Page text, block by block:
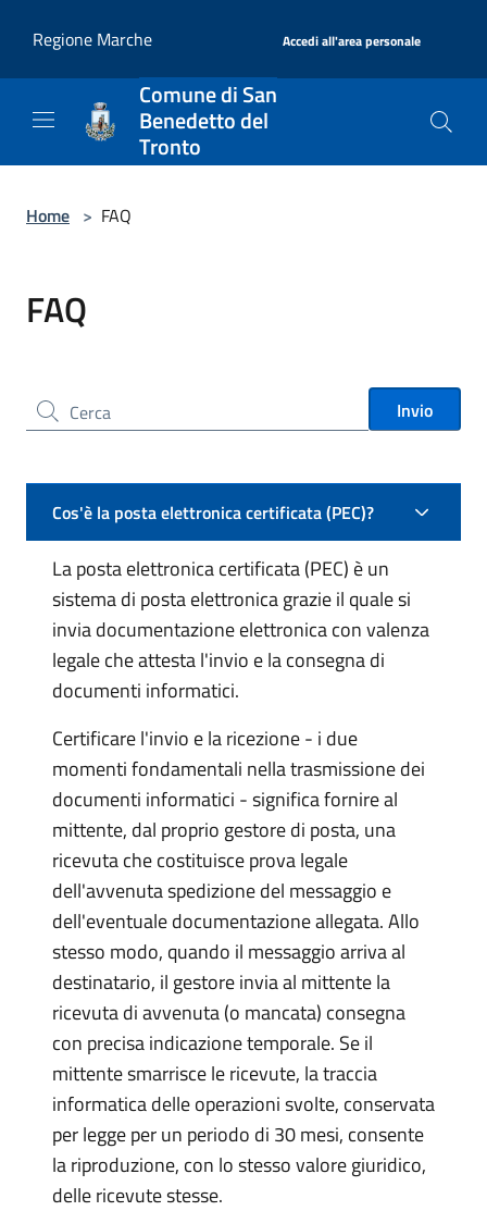
Regione Marche
Accedi all'area personale
Comune di San
Benedetto del
Tronto
Home > FAQ
FAQ
Cerca nel sito Invio
Cos'è la posta elettronica certificata (PEC)?
La posta elettronica certificata (PEC) è un
sistema di posta elettronica grazie il quale si
invia documentazione elettronica con valenza
legale che attesta l'invio e la consegna di
documenti informatici.
Certificare l'invio e la ricezione - i due
momenti fondamentali nella trasmissione dei
documenti informatici - significa fornire al
mittente, dal proprio gestore di posta, una
ricevuta che costituisce prova legale
dell'avvenuta spedizione del messaggio e
dell'eventuale documentazione allegata. Allo
stesso modo, quando il messaggio arriva al
destinatario, il gestore invia al mittente la
ricevuta di avvenuta (o mancata) consegna
con precisa indicazione temporale. Se il
mittente smarrisce le ricevute, la traccia
informatica delle operazioni svolte, conservata
per legge per un periodo di 30 mesi, consente
la riproduzione, con lo stesso valore giuridico,
delle ricevute stesse.